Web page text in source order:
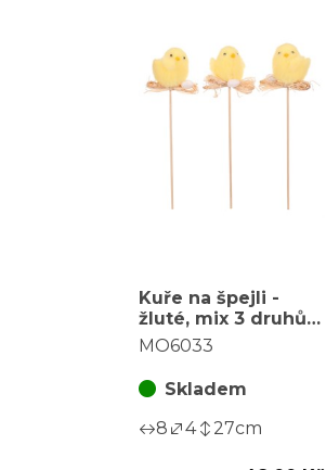
Kuře na špejli -
žluté, mix 3 druhů,
cena za 1 ks
MO6033
Skladem
8
4 27cm